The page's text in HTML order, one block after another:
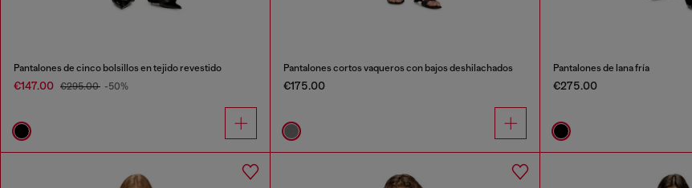
Pantalones de cinco bolsillos en tejido revestido
€147.00 €295.00 -50%
Pantalones cortos vaqueros con bajos deshilachados
€175.00
Pantalones de lana fría
€275.00